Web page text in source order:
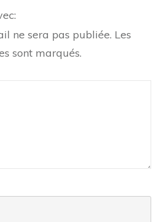
ne sera pas publiée. Les
sont marqués.